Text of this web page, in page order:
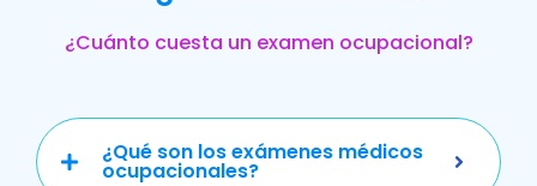
¿Cuánto cuesta un examen ocupacional?
¿Qué son los exámenes médicos
ocupacionales?